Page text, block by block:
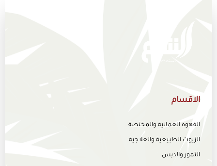
الاقسام
القهوة العمانية والمختصة
الزيوت الطبيعية والعلاجية
التمور والدبس